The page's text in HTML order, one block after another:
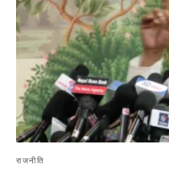
राजनीति